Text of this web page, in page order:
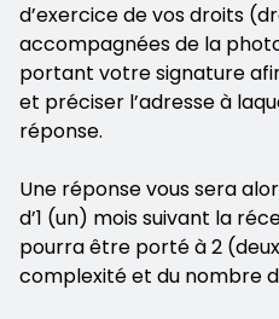
d’exercice de vos droits
accompagnées de la
portant votre signature
et préciser l’adresse à
réponse.
Une réponse vous sera
d’1 (un) mois suivant la
pourra être porté à 2
complexité et du nombre